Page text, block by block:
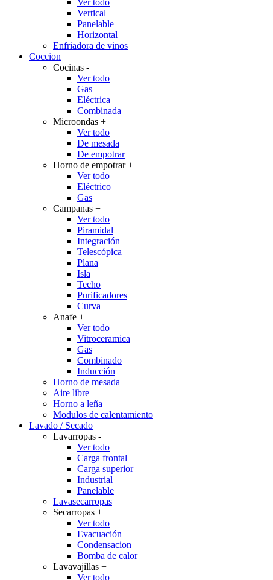
Ver todo
Vertical
Panelable
Horizontal
Enfriadora de vinos
Coccion
Cocinas -
Ver todo
Gas
Eléctrica
Combinada
Microondas +
Ver todo
De mesada
De empotrar
Horno de empotrar+
Ver todo
Eléctrico
Gas
Campanas +
Ver todo
Piramidal
Integración
Telescópica
Plana
Isla
Techo
Purificadores
Curva
Anafe +
Ver todo
Vitroceramica
Gas
Combinado
Inducción
Horno de mesada
Aire libre
Horno a leña
Modulos de calentamiento
Lavado / Secado
Lavarropas -
Ver todo
Carga frontal
Carga superior
Industrial
Panelable
Lavasecarropas
Secarropas +
Ver todo
Evacuación
Condensacion
Bomba de calor
Lavavajillas +
Ver todo